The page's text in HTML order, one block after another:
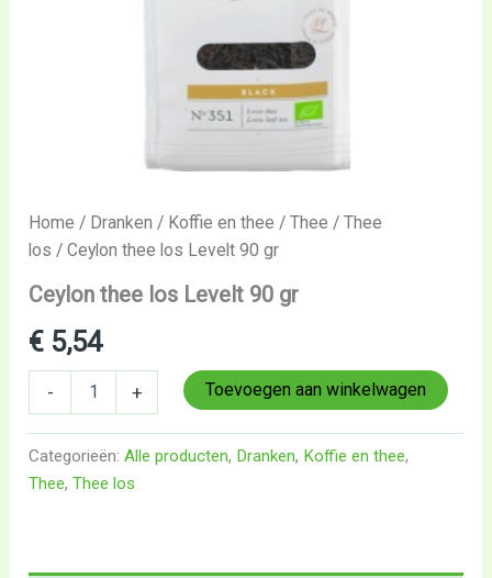
Home / Dranken / Koffie en thee /Thee /Thee
los / Ceylon thee los Levelt 90 gr
Ceylon thee los Levelt 90 gr
€ 5,54
- + Toevoegen aan winkelwagen
Categorieën:Alle producten, Dranken, Koffie en thee,
Thee,Thee los